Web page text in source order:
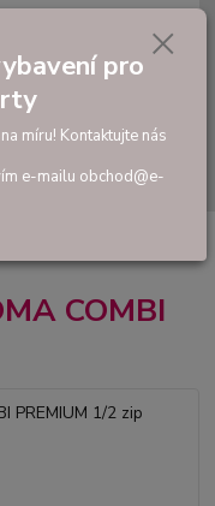
Hledat
0,00 Kč
COMBI
pro
míru! Kontaktujte nás
e-mailu obchod@e-